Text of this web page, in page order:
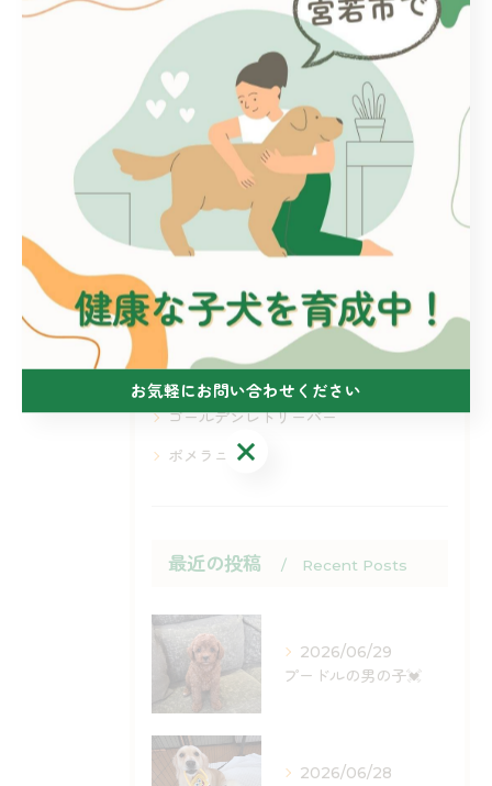
< 前のページ 一覧に戻る 次のページ >
カテゴリー Categories
全てのカテゴリー
ドッグハウスRASA
ドッグハウスRASA 名子店
シーズー
ヨークシャーテリア
ゴールデンレトリーバー
ポメラニアン
最近の投稿 Recent Posts
2026/06/29
プードルの男の子💓
2026/06/28
お気軽にお問い合わせください
お気軽にお問い合わせください